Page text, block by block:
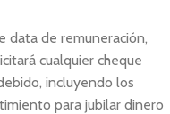
data de remuneración,
cualquier cheque
incluyendo los
para jubilar dinero